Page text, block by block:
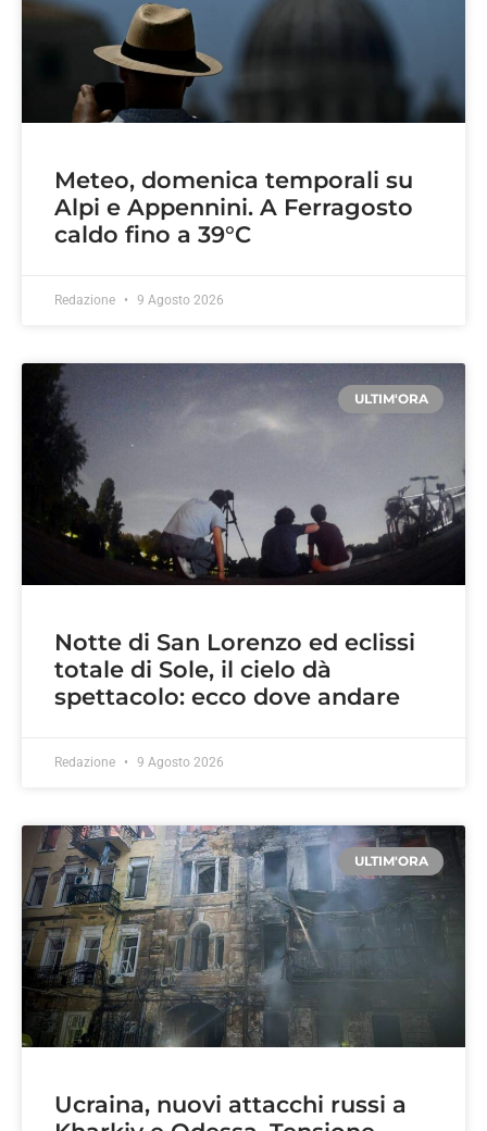
Meteo, domenica temporali su
Alpi e Appennini. A Ferragosto
caldo fino a 39°C
Redazione 9 Agosto 2026
ULTIM'ORA
Notte di San Lorenzo ed eclissi
totale di Sole, il cielo dà
spettacolo: ecco dove andare
Redazione 9 Agosto 2026
ULTIM'ORA
Ucraina, nuovi attacchi russi a